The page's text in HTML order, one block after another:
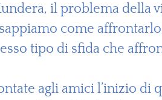
il problema della
come
tipo di sfida che
agli amici l’inizio di